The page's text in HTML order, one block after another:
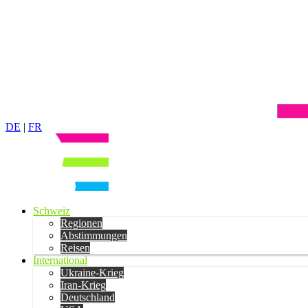
DE | FR
Schweiz
Regionen
Abstimmungen
Reisen
International
Ukraine-Krieg
Iran-Krieg
Deutschland